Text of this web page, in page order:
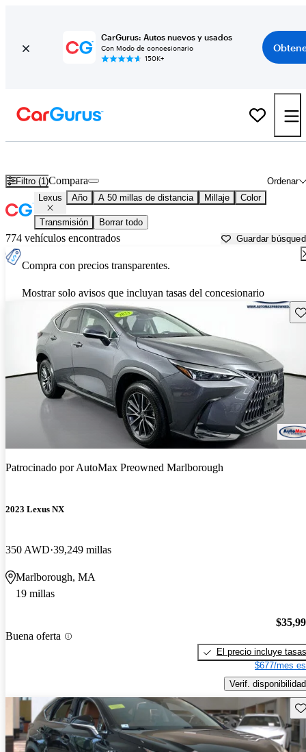
CarGurus: Autos nuevos y usados
Con Modo de concesionario
150K+
Filtro (1) Ordenar
Compara
Lexus Año A 50 millas de distancia Millaje Color
Transmisión Borrar todo
774 vehículos encontrados Guardar
Compra con precios transparentes.
Mostrar solo avisos que incluyan tasas del concesionario
Patrocinado porAutoMax Preowned Marlborough
2023 Lexus NX
350 AWD 39,249 millas
Marlborough, MA
19 millas
Buena oferta
El precio incluye tasas
$677/mes
Verif. disponibilidad